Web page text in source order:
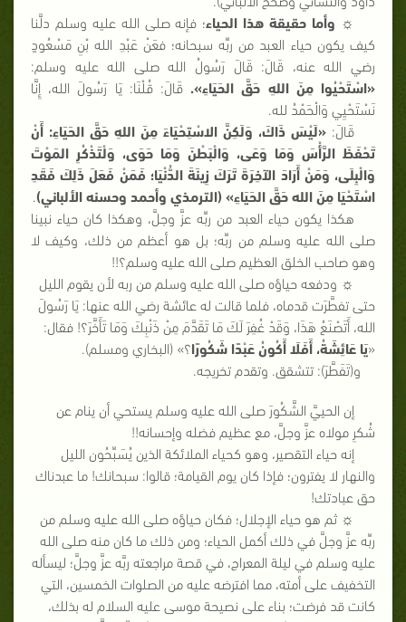
☼ وأما حقيقة هذا الحياء؛ فإنه صلى الله عليه وسلم دلَّنا
كيف يكون حياء العبد من ربِّه سبحانه؛ فعَنْ عَبْدِ الله بْنِ مَسْعُودٍ
رضي الله عنه، قَالَ: قَالَ رَسُولُ الله صلى الله عليه وسلم:
«اسْتَحْيُوا مِنَ اللهِ حَقَّ الحَيَاءِ». قَالَ: قُلْنَا: يَا رَسُولَ الله، إِنَّا
نَسْتَحْيِي وَالْحَمْدُ لله.
قَالَ:«لَيْسَ ذَاكَ، وَلَكِنَّ الاسْتِحْيَاءَ مِنَ اللهِ حَقَّ الحَيَاءِ: أَنْ
تَحْفَظَ الرَّأْسَ وَمَا وَعَى، وَالْبَطْنَ وَمَا حَوَى، وَلْتَذْكُرِ المَوْتَ
وَالْبِلَى، وَمَنْ أَرَادَ الآخِرَةَ تَرَكَ زِينَةَ الدُّنْيَا؛ فَمَنْ فَعَلَ ذَلِكَ فَقَدِ
اسْتَحْيَا مِنَ الله حَقَّ الحَيَاءِ» (الترمذي وأحمد وحسنه الألباني).
هكذا يكون حياء العبد من ربِّه عزَّ وجلَّ، وهكذا كان حياء نبينا
صلى الله عليه وسلم من ربِّه؛ بل هو أعظم من ذلك، وكيف لا
وهو صاحب الخلق العظيم صلى الله عليه وسلم؟!!
☼ ودفعه حياؤه صلى الله عليه وسلم من ربه لأن يقوم الليل
حتى تفطَّرَت قدماه، فلما قالت له عائشة رضي الله عنها: يَا رَسُولَ
الله، أَتَصْنَعُ هَذَا، وَقَدْ غُفِرَ لَكَ مَا تَقَدَّمَ مِنْ ذَنْبِكَ وَمَا تَأَخَّرَ؟! فقال:
«يَا عَائِشَةُ، أَفَلَا أَكُونُ عَبْدًا شَكُورًا؟» (البخاري ومسلم).
و(تَفَطَّرَ): تتشقق. وتقدم تخريجه.
إن الحييَّ الشَّكُورَ صلى الله عليه وسلم يستحي أن ينام عن
شُكرِ مولاه عزَّ وجلَّ، مع عظيم فضله وإحسانه!!
إنه حياء التقصير، وهو كحياء الملائكة الذين يُسَبِّحُون الليل
والنهار لا يفترون؛ فإذا كان يوم القيامة؛ قالوا: سبحانك! ما عبدناك
حق عبادتك!
☼ ثم هو حياء الإجلال؛ فكان حياؤه صلى الله عليه وسلم من
ربِّه عزَّ وجلَّ في ذلك أكمل الحياء؛ ومن ذلك ما كان منه صلى الله
عليه وسلم في ليلة المعراج، في قصة مراجعته ربَّه عزَّ وجلَّ؛ ليسأله
التخفيف على أمته، مما افترضه عليه من الصلوات الخمسين، التي
كانت قد فرضت؛ بناء على نصيحة موسى عليه السلام له بذلك،